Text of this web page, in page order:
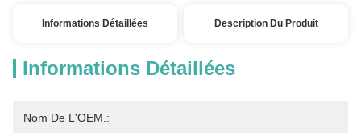
Informations Détaillées Description Du Produit
Informations Détaillées
Nom De L'OEM.: